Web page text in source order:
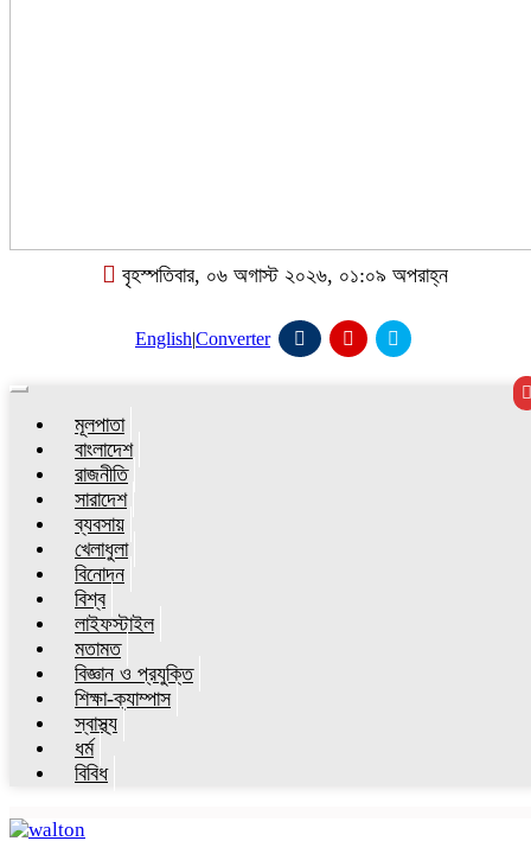
বৃহস্পতিবার, ০৬ অগাস্ট ২০২৬, ০১:০৯ অপরাহ্ন
English|Converter
Toggle
মূলপাতা
বাংলাদেশ
রাজনীতি
সারাদেশ
ব্যবসায়
খেলাধুলা
বিনোদন
বিশ্ব
লাইফস্টাইল
মতামত
বিজ্ঞান ও প্রযুক্তি
শিক্ষা-ক্যাম্পাস
স্বাস্থ্য
ধর্ম
বিবিধ